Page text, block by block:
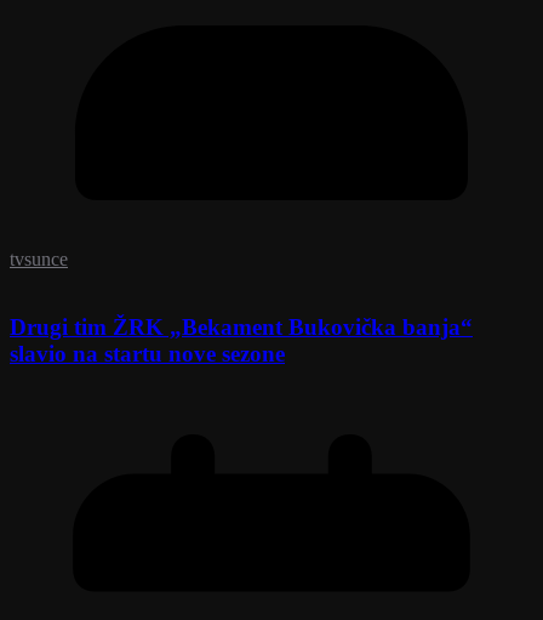
tvsunce
Drugi tim ŽRK „Bekament Bukovička banja“
slavio na startu nove sezone